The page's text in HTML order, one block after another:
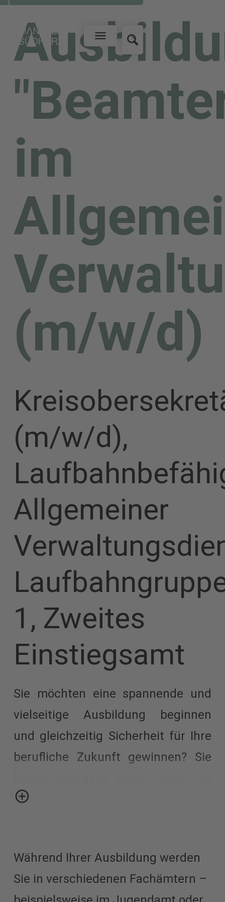
im
(m/w/d)
(m/w/d),
Allgemeiner
1, Zweites
Einstiegsamt
Sie möchten eine spannende und
vielseitige Ausbildung beginnen
und gleichzeitig Sicherheit für Ihre
berufliche Zukunft gewinnen? Sie
Entwicklung des Landkreises
Tätigkeit, in der Sie nach Ihrer
Ausbildung Verantwortung
Während Ihrer Ausbildung werden
Sie in verschiedenen Fachämtern –